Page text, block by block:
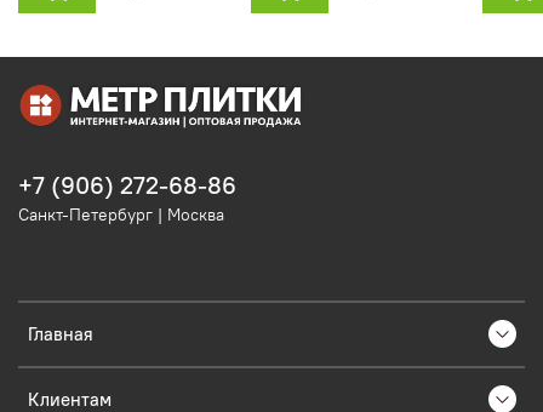
Главная
Клиентам
+7 (906) 272-68-86
Санкт-Петербург | Москва